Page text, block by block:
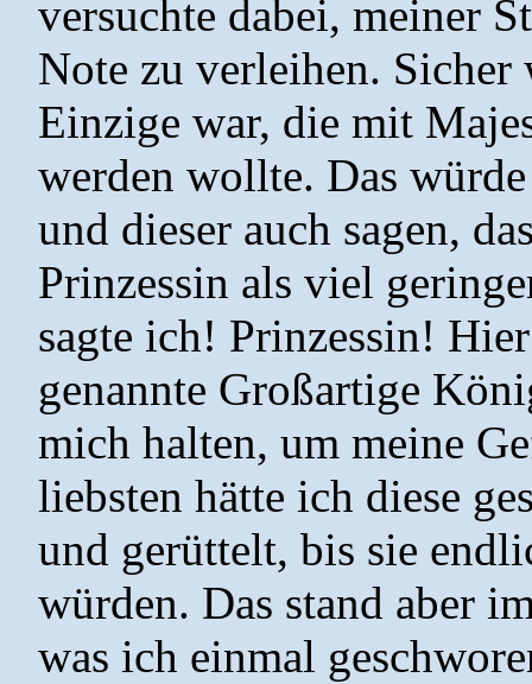
versuchte dabei, meiner
Note zu verleihen.
Einzige war, die mit
werden wollte. Das
und dieser auch sagen,
Prinzessin als viel
sagte ich! Prinzessin!
genannte Großartige
mich halten, um meine
liebsten hätte ich diese
und gerüttelt, bis sie
würden. Das stand aber
was ich einmal